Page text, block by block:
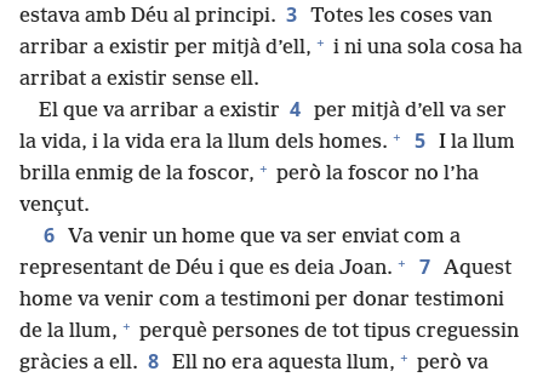
estava amb Déu al principi. 3 Totes les coses van
arribar a existir per mitjà d’ell, + i ni una sola cosa ha
arribat a existir sense ell.
El que va arribar a existir 4 per mitjà d’ell va ser
la vida, i la vida era la llum dels homes. + 5 I la llum
brilla enmig de la foscor, + però la foscor no l’ha
vençut.
6
Va venir un home que va ser enviat com a
representant de Déu i que es deia Joan. + 7 Aquest
home va venir com a testimoni per donar testimoni
de la llum, + perquè persones de tot tipus creguessin
gràcies a ell. 8 Ell no era aquesta llum, + però va